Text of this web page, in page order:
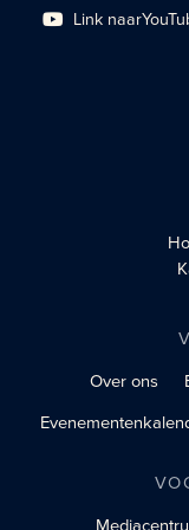
Link naar
sociaal profiel
Over ons